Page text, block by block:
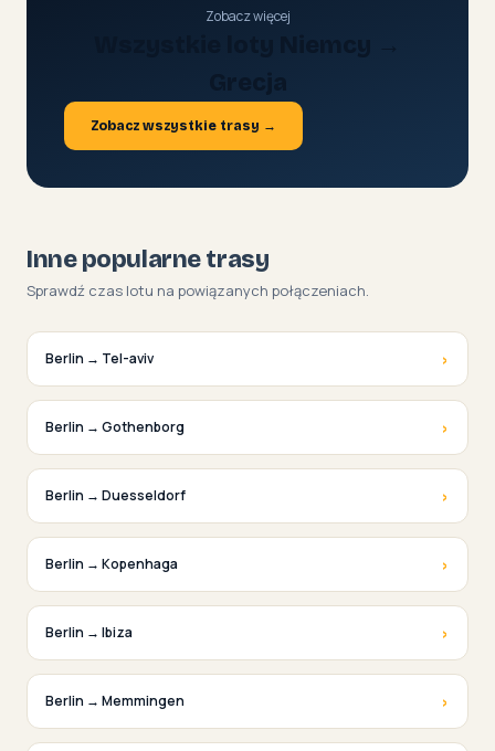
Zobacz więcej
Zobacz wszystkie trasy →
Inne popularne trasy
Sprawdź czas lotu na powiązanych połączeniach.
Berlin → Tel-aviv ›
Berlin → Gothenborg ›
Berlin → Duesseldorf ›
Berlin → Kopenhaga ›
Berlin → Ibiza ›
Berlin → Memmingen ›